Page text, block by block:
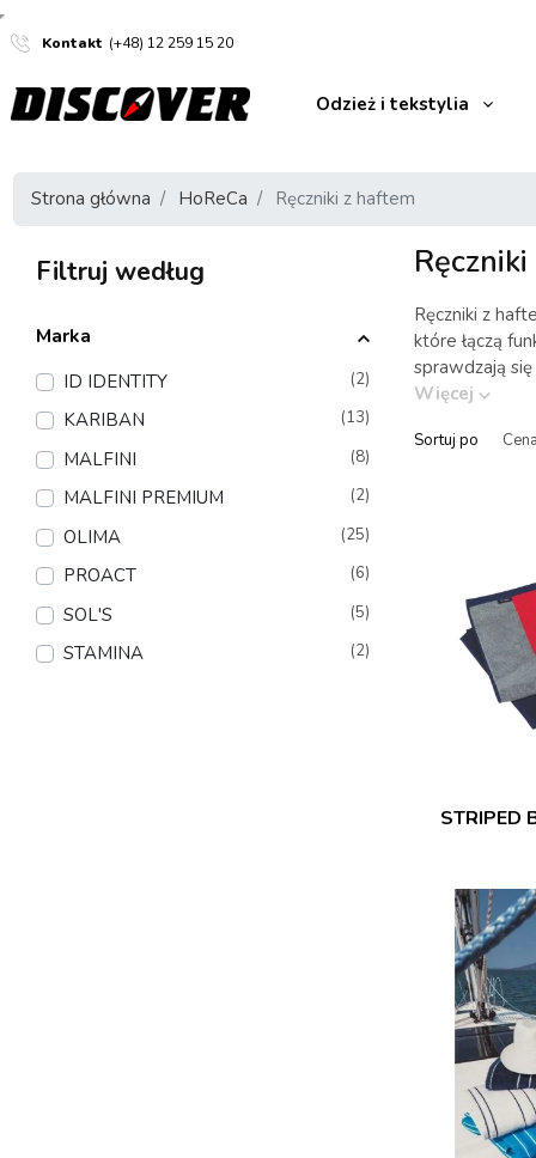
Kontakt (+48) 12 259 15 20
Odzież i tekstylia
Strona główna HoReCa Ręczniki z haftem
Filtruj według
Marka
ID IDENTITY (2)
KARIBAN (13)
MALFINI (8)
MALFINI PREMIUM (2)
OLIMA (25)
PROACT (6)
SOL'S (5)
STAMINA (2)
Ręczniki z
które łączą
sprawdzają
Więcej
Sortuj po
STRIPED